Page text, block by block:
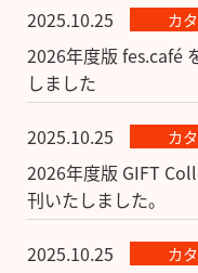
2025.10.25 カ
2026年度版 fes.café
しました
2025.10.25 カ
2026年度版 GIFT
刊いたしました。
2025.10.25 カ